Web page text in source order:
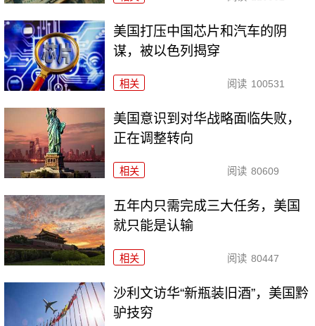
美国打压中国芯片和汽车的阴
谋，被以色列揭穿
相关 阅读 100531
美国意识到对华战略面临失败，
正在调整转向
相关 阅读 80609
五年内只需完成三大任务，美国
就只能是认输
相关 阅读 80447
沙利文访华“新瓶装旧酒”，美国黔
驴技穷